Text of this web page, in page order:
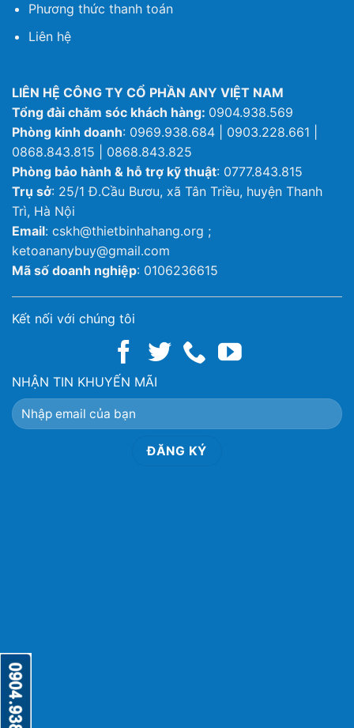
Phương thức thanh toán
Liên hệ
LIÊN HỆ CÔNG TY CỔ PHẦN ANY VIỆT NAM
Tổng đài chăm sóc khách hàng: 0904.938.569
Phòng kinh doanh: 0969.938.684 | 0903.228.661 |
0868.843.815 | 0868.843.825
Phòng bảo hành & hỗ trợ kỹ thuật: 0777.843.815
Trụ sở: 25/1 Đ.Cầu Bươu, xã Tân Triều, huyện Thanh
Trì, Hà Nội
Email: cskh@thietbinhahang.org ;
ketoananybuy@gmail.com
Mã số doanh nghiệp: 0106236615
Kết nối với chúng tôi
NHẬN TIN KHUYẾN MÃI